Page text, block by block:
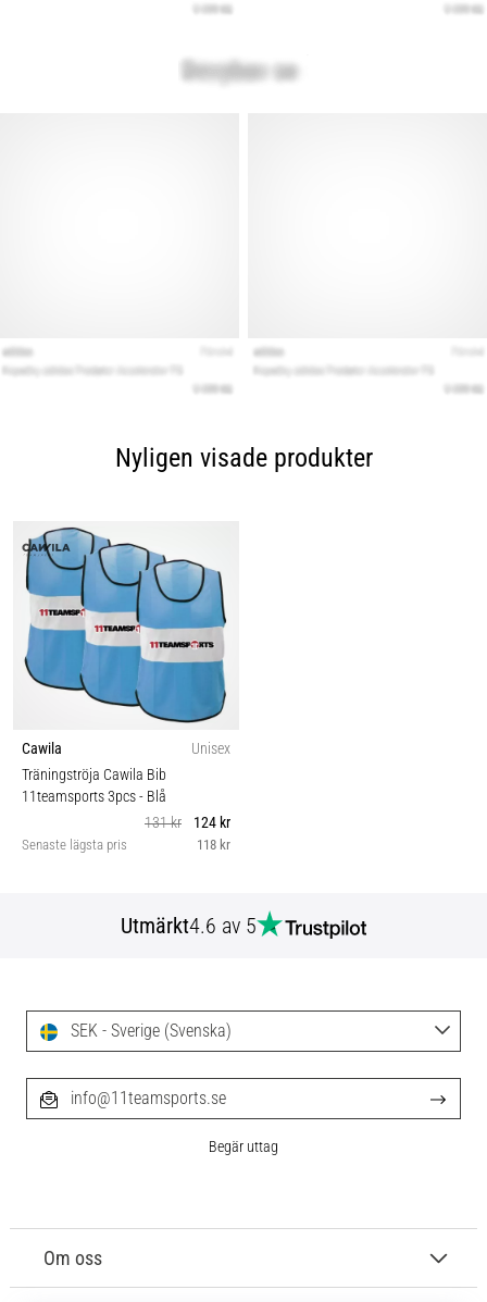
Nyligen visade produkter
Cawila
Unisex
Träningströja Cawila Bib
11teamsports 3pcs- Blå
131 kr
124 kr
Senaste lägsta pris 118 kr
Utmärkt4.6 av 5
Om oss
SEK - Sverige (Svenska)
info@11teamsports.se
Begär uttag